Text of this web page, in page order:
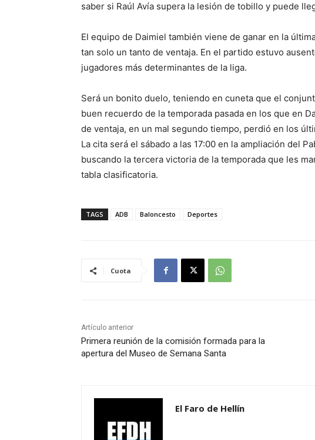
saber si Raúl Avía supera la lesión de tobillo y puede
El equipo de Daimiel también viene de ganar en la
tan solo un tanto de ventaja. En el partido estuvo
jugadores más determinantes de la liga.
Será un bonito duelo, teniendo en cuneta que el
buen recuerdo de la temporada pasada en los que en
de ventaja, en un mal segundo tiempo, perdió en los
La cita será el sábado a las 17:00 en la ampliación del
buscando la tercera victoria de la temporada que les
tabla clasificatoria.
TAGS ADB Baloncesto Deportes
Cuota
Artículo anterior
Primera reunión de la comisión formada para la
apertura del Museo de Semana Santa
El Faro de Hellín